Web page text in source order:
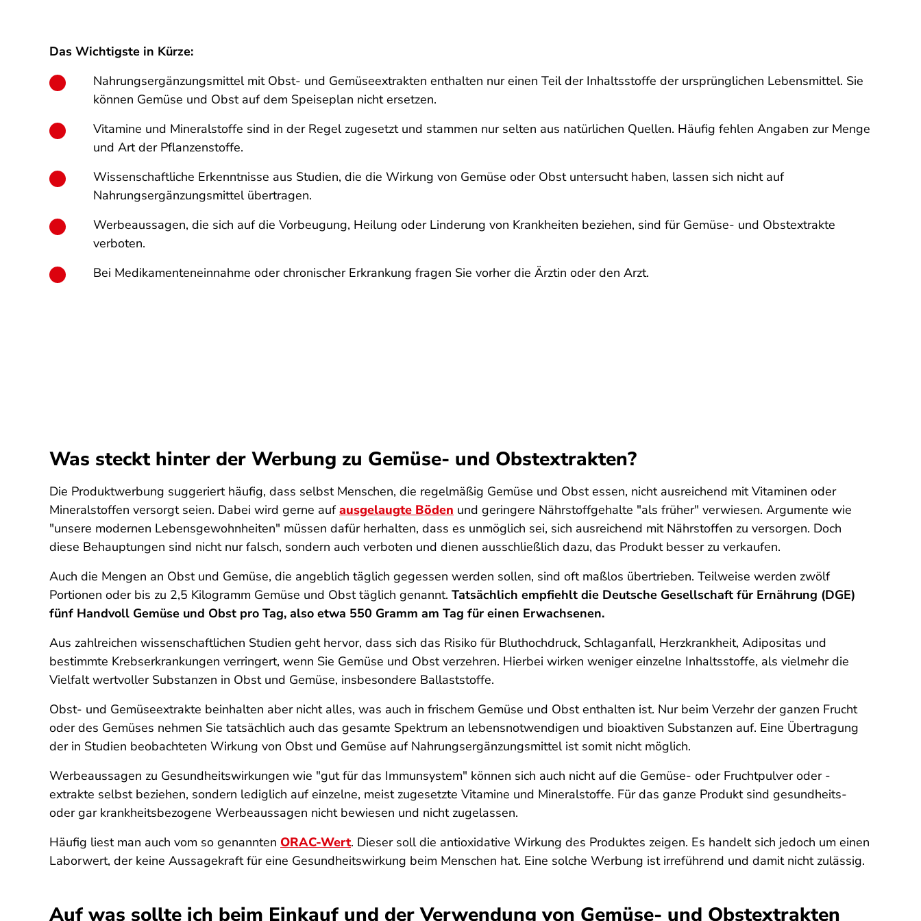
Das Wichtigste in Kürze:
Nahrungsergänzungsmittel mit Obst- und Gemüseextrakten enthalten nur einen Teil der Inhaltsstoffe der ursprünglichen Lebensmittel. Sie
können Gemüse und Obst auf dem Speiseplan nicht ersetzen.
Vitamine und Mineralstoffe sind in der Regel zugesetzt und stammen nur selten aus natürlichen Quellen. Häufig fehlen Angaben zur Menge
und Art der Pflanzenstoffe.
Wissenschaftliche Erkenntnisse aus Studien, die die Wirkung von Gemüse oder Obst untersucht haben, lassen sich nicht auf
Nahrungsergänzungsmittel übertragen.
Werbeaussagen, die sich auf die Vorbeugung, Heilung oder Linderung von Krankheiten beziehen, sind für Gemüse- und Obstextrakte
verboten.
Bei Medikamenteneinnahme oder chronischer Erkrankung fragen Sie vorher die Ärztin oder den Arzt.
Was steckt hinter der Werbung zu Gemüse- und Obstextrakten?
Die Produktwerbung suggeriert häufig, dass selbst Menschen, die regelmäßig Gemüse und Obst essen, nicht ausreichend mit Vitaminen oder
Mineralstoffen versorgt seien. Dabei wird gerne aufausgelaugte Böden und geringere Nährstoffgehalte "als früher" verwiesen. Argumente wie
"unsere modernen Lebensgewohnheiten" müssen dafür herhalten, dass es unmöglich sei, sich ausreichend mit Nährstoffen zu versorgen. Doch
diese Behauptungen sind nicht nur falsch, sondern auch verboten und dienen ausschließlich dazu, das Produkt besser zu verkaufen.
Auch die Mengen an Obst und Gemüse, die angeblich täglich gegessen werden sollen, sind oft maßlos übertrieben. Teilweise werden zwölf
Portionen oder bis zu 2,5 Kilogramm Gemüse und Obst täglich genannt. Tatsächlich empfiehlt die Deutsche Gesellschaft für Ernährung (DGE)
fünf Handvoll Gemüse und Obst pro Tag, also etwa 550 Gramm am Tag für einen Erwachsenen.
Aus zahlreichen wissenschaftlichen Studien geht hervor, dass sich das Risiko für Bluthochdruck, Schlaganfall, Herzkrankheit, Adipositas und
bestimmte Krebserkrankungen verringert, wenn Sie Gemüse und Obst verzehren. Hierbei wirken weniger einzelne Inhaltsstoffe, als vielmehr die
Vielfalt wertvoller Substanzen in Obst und Gemüse, insbesondere Ballaststoffe.
Obst- und Gemüseextrakte beinhalten aber nicht alles, was auch in frischem Gemüse und Obst enthalten ist. Nur beim Verzehr der ganzen Frucht
oder des Gemüses nehmen Sie tatsächlich auch das gesamte Spektrum an lebensnotwendigen und bioaktiven Substanzen auf. Eine Übertragung
der in Studien beobachteten Wirkung von Obst und Gemüse auf Nahrungsergänzungsmittel ist somit nicht möglich.
Werbeaussagen zu Gesundheitswirkungen wie "gut für das Immunsystem" können sich auch nicht auf die Gemüse- oder Fruchtpulver oder -
extrakte selbst beziehen, sondern lediglich auf einzelne, meist zugesetzte Vitamine und Mineralstoffe. Für das ganze Produkt sind gesundheits-
oder gar krankheitsbezogene Werbeaussagen nicht bewiesen und nicht zugelassen.
Häufig liest man auch vom so genannten ORAC-Wert. Dieser soll die antioxidative Wirkung des Produktes zeigen. Es handelt sich jedoch um einen
Laborwert, der keine Aussagekraft für eine Gesundheitswirkung beim Menschen hat. Eine solche Werbung ist irreführend und damit nicht zulässig.
Auf was sollte ich beim Einkauf und der Verwendung von Gemüse- und Obstextrakten